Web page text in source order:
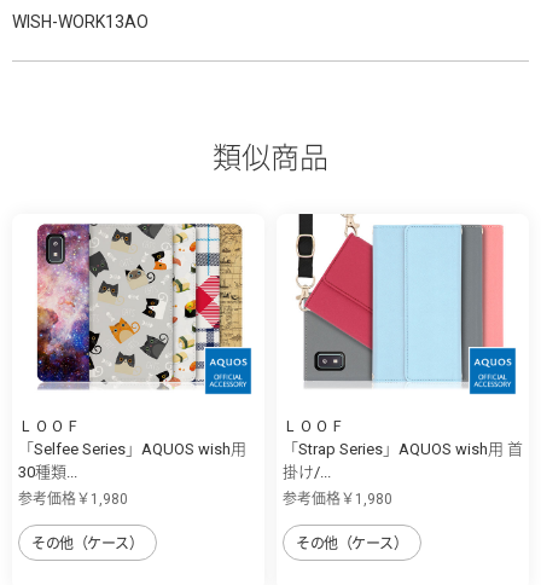
WISH-WORK13AO
類似商品
ＬＯＯＦ
「Selfee Series」AQUOS wish用
30種類...
参考価格￥1,980
その他（ケース）
ＬＯＯＦ
「Strap Series」AQUOS wish用 首
掛け/...
参考価格￥1,980
その他（ケース）